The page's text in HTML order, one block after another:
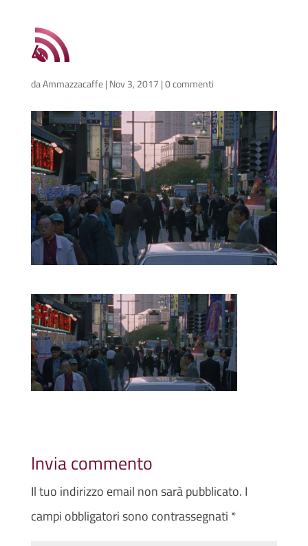
4
daAmmazzacaffe| Nov 3, 2017 |0 commenti
Invia commento
Il tuo indirizzo email non sarà pubblicato. I
campi obbligatori sono contrassegnati *